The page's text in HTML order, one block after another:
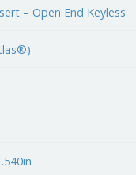
– Open End Keyless
.540in